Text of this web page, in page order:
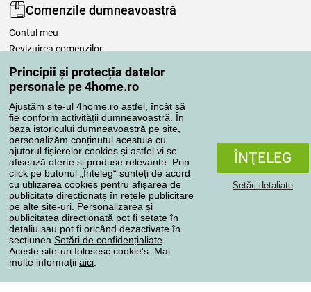
Principii și protecția datelor
personale pe 4home.ro
Ajustăm site-ul 4home.ro astfel, încât să
fie conform activității dumneavoastră. În
baza istoricului dumneavoastră pe site,
personalizăm conținutul acestuia cu
ajutorul fișierelor cookies și astfel vi se
afisează oferte si produse relevante. Prin
click pe butonul „Înteleg“ sunteți de acord
cu utilizarea cookies pentru afișarea de
publicitate direcționatș în rețele publicitare
pe alte site-uri. Personalizarea și
publicitatea direcționată pot fi setate în
detaliu sau pot fi oricând dezactivate în
secțiunea Setări de confidențialiate
Aceste site-uri folosesc cookie's. Mai
multe informaţii aici
ÎNŢELEG
Setări detaliate
Comenzile dumneavoastră
Contul meu
Revizuirea comenzilor
Reclamaţii
Retragere de la contract
Regulile de procesare a recenziilor
Metode de transport
Metode de plată
Magazin de încredere